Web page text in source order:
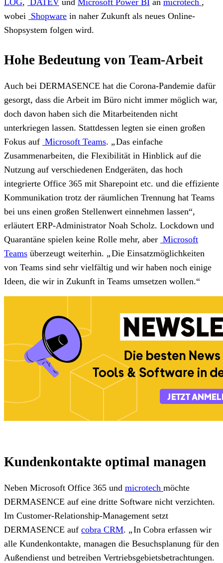
wobei Shopware in naher Zukunft als neues Online-
Shopsystem folgen wird.
Hohe Bedeutung von Team-Arbeit
Auch bei DERMASENCE hat die Corona-Pandemie dafür
gesorgt, dass die Arbeit im Büro nicht immer möglich war,
doch davon haben sich die Mitarbeitenden nicht
unterkriegen lassen. Stattdessen legten sie einen großen
Fokus auf Microsoft Teams. „Das einfache
Zusammenarbeiten, die Flexibilität in Hinblick auf die
Nutzung auf verschiedenen Endgeräten, das hoch
integrierte Office 365 mit Sharepoint etc. und die effiziente
Kommunikation trotz der räumlichen Trennung hat Teams
bei uns einen großen Stellenwert einnehmen lassen“,
erläutert ERP-Administrator Noah Scholz. Lockdown und
Quarantäne spielen keine Rolle mehr, aber Microsoft
Teams überzeugt weiterhin. „Die Einsatzmöglichkeiten
von Teams sind sehr vielfältig und wir haben noch einige
Ideen, die wir in Zukunft in Teams umsetzen wollen.“
Kundenkontakte optimal managen
Neben Microsoft Office 365 und microtech möchte
DERMASENCE auf eine dritte Software nicht verzichten.
Im Customer-Relationship-Management setzt
DERMASENCE auf cobra CRM. „In Cobra erfassen wir
alle Kundenkontakte, managen die Besuchsplanung für den
Außendienst und betreiben Vertriebsgebietsbetrachtungen.